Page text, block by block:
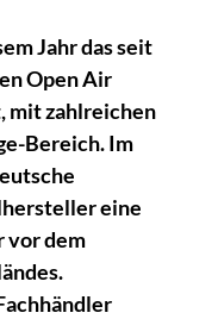
Jahr das seit
Open Air
mit zahlreichen
Bereich. Im
eine
vor dem